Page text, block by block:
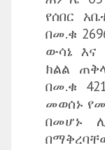
የሰበር
በመ.ቁ
ውሳኔ እና
ክልል
በመ.ቁ
መወሰኑ
በመሆኑ